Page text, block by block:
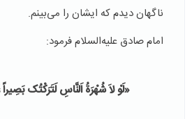
ناگهان دیدم که ایشان را می‌بینم.
امام صادق علیه‌السلام فرمود:
«لَوْ لاَ شُهْرَةُ اَلنَّاسِ لَتَرَكْتُک